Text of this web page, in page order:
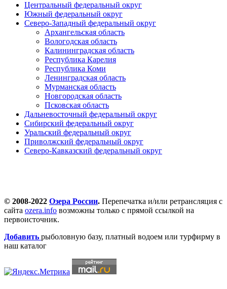
Центральный федеральный округ
Южный федеральный округ
Северо-Западный федеральный округ
Архангельская область
Вологодская область
Калининградская область
Республика Карелия
Республика Коми
Ленинградская область
Мурманская область
Новгородская область
Псковская область
Дальневосточный федеральный округ
Сибирский федеральный округ
Уральский федеральный округ
Приволжский федеральный округ
Северо-Кавказский федеральный округ
© 2008-2022 Озера России. Перепечатка и/или ретрансляция с
сайта ozera.info возможны только с прямой ссылкой на
первоисточник.
Добавить рыболовную базу, платный водоем или турфирму в
наш каталог